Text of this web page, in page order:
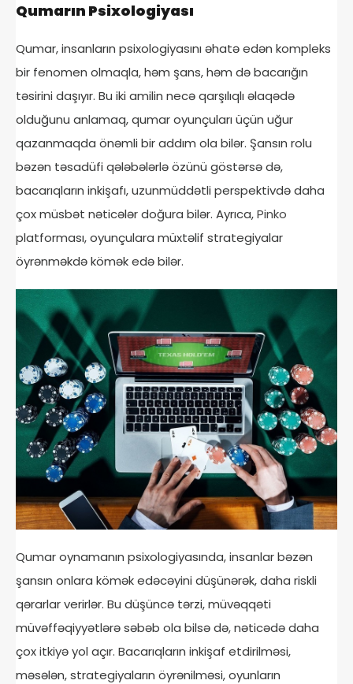
Qumarın Psixologiyası
Qumar, insanların psixologiyasını əhatə edən kompleks
bir fenomen olmaqla, həm şans, həm də bacarığın
təsirini daşıyır. Bu iki amilin necə qarşılıqlı əlaqədə
olduğunu anlamaq, qumar oyunçuları üçün uğur
qazanmaqda önəmli bir addım ola bilər. Şansın rolu
bəzən təsadüfi qələbələrlə özünü göstərsə də,
bacarıqların inkişafı, uzunmüddətli perspektivdə daha
çox müsbət nəticələr doğura bilər. Ayrıca,Pinko
platforması, oyunçulara müxtəlif strategiyalar
öyrənməkdə kömək edə bilər.
Qumar oynamanın psixologiyasında, insanlar bəzən
şansın onlara kömək edəcəyini düşünərək, daha riskli
qərarlar verirlər. Bu düşüncə tərzi, müvəqqəti
müvəffəqiyyətlərə səbəb ola bilsə də, nəticədə daha
çox itkiyə yol açır. Bacarıqların inkişaf etdirilməsi,
məsələn, strategiyaların öyrənilməsi, oyunların